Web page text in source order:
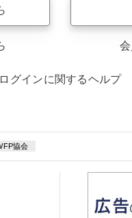
ログインに関するヘルプ
協会